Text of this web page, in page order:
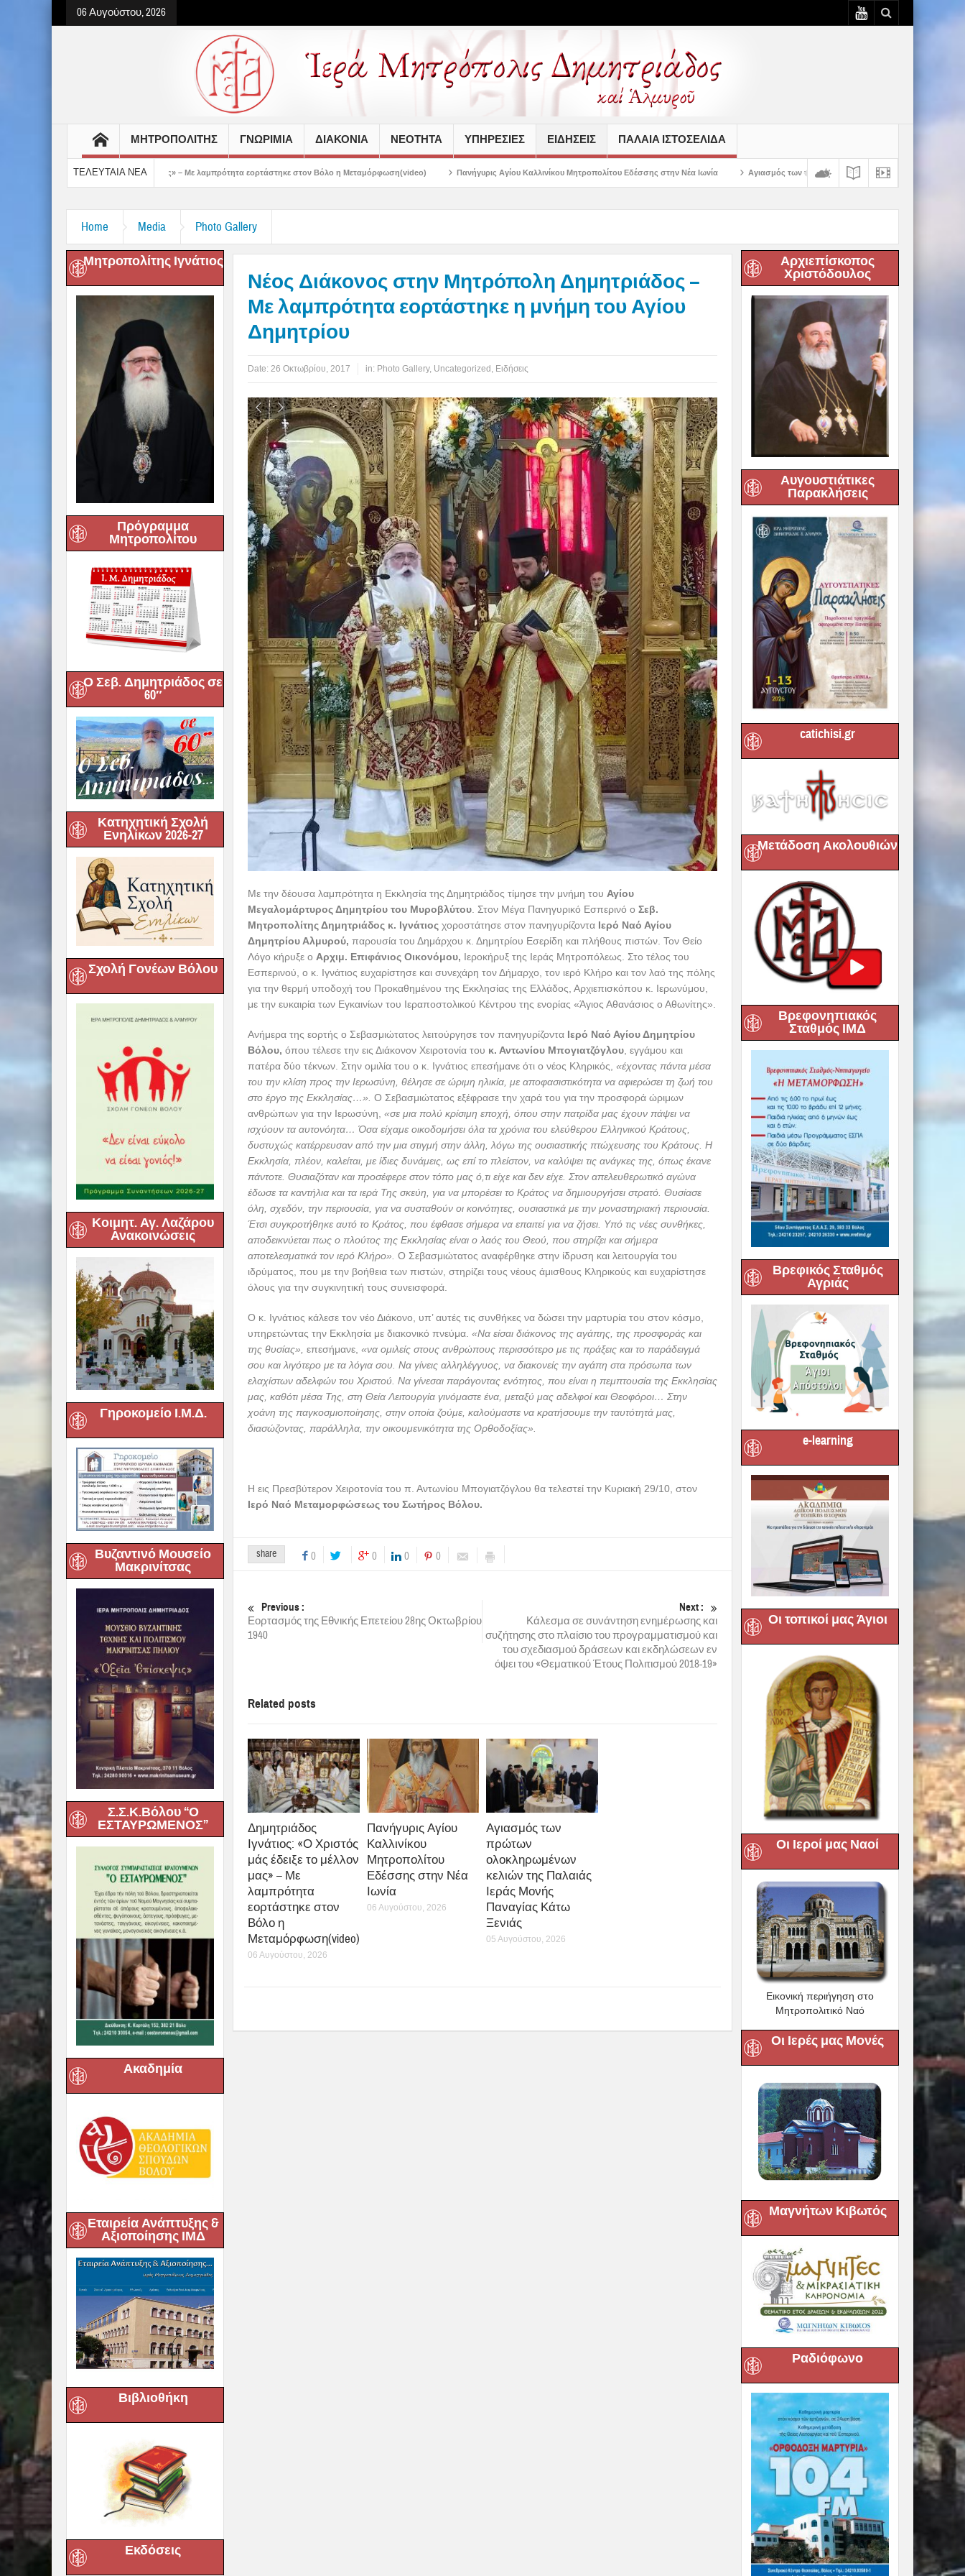
06 Αυγούστου, 2026
ΜΗΤΡΟΠΟΛΙΤΗΣ ΓΝΩΡΙΜΙΑ ΔΙΑΚΟΝΙΑ ΝΕΟΤΗΤΑ ΥΠΗΡΕΣΙΕΣ ΕΙΔΗΣΕΙΣ ΠΑΛΑΙΆ ΙΣΤΟΣΕΛΊΔΑ
ΤΕΛΕΥΤΑΙΑ ΝΕΑ
το μέλλον μας» – Με λαμπρότητα εορτάστηκε στον Βόλο η Μεταμόρφωση(video) Πανήγυρις Αγίου Καλλινίκου Μητροπολίτου Εδέσσης στην Νέα Ιωνία Αγιασμός των πρώτων ολοκληρωμένων κελιών της Παλαιάς Ιεράς Μονής Παναγίας
Home Media Photo Gallery
Μητροπολίτης Ιγνάτιος
Πρόγραμμα
Μητροπολίτου
Ο Σεβ. Δημητριάδος σε
60″
Κατηχητική Σχολή
Ενηλίκων 2026-27
Σχολή Γονέων Βόλου
Κοιμητ. Αγ. Λαζάρου
Ανακοινώσεις
Γηροκομείο Ι.Μ.Δ.
Βυζαντινό Μουσείο
Μακρινίτσας
Σ.Σ.Κ.Βόλου “Ο
ΕΣΤΑΥΡΩΜΕΝΟΣ”
Ακαδημία
Εταιρεία Ανάπτυξης &
Αξιοποίησης ΙΜΔ
Βιβλιοθήκη
Εκδόσεις
Νέος Διάκονος στην Μητρόπολη Δημητριάδος –
Με λαμπρότητα εορτάστηκε η μνήμη του Αγίου
Δημητρίου
Date: 26 Οκτωβρίου, 2017 in: Photo Gallery, Uncategorized , Ειδήσεις
Με την δέουσα λαμπρότητα η Εκκλησία της Δημητριάδος τίμησε την μνήμη τουΑγίου
Μεγαλομάρτυρος Δημητρίου του Μυροβλύτου. Στον Μέγα Πανηγυρικό Εσπερινό οΣεβ.
Δημητρίου Αλμυρού, παρουσία του Δημάρχου κ. Δημητρίου Εσερίδη και πλήθους πιστών. Τον Θείο
Λόγο κήρυξε οΑρχιμ. Επιφάνιος Οικονόμου,Ιεροκήρυξ της Ιεράς Μητροπόλεως. Στο τέλος του
Εσπερινού, ο κ. Ιγνάτιος ευχαρίστησε και συνεχάρη τον Δήμαρχο, τον ιερό Κλήρο και τον λαό της πόλης
για την θερμή υποδοχή του Προκαθημένου της Εκκλησίας της Ελλάδος, Αρχιεπισκόπου κ. Ιερωνύμου,
με την ευκαιρία των Εγκαινίων του Ιεραποστολικού Κέντρου της ενορίας «Άγιος Αθανάσιος ο Αθωνίτης».
Ανήμερα της εορτής ο Σεβασμιώτατος λειτούργησε τον πανηγυρίζονταΙερό Ναό Αγίου Δημητρίου
Βόλου,όπου τέλεσε την εις Διάκονον Χειροτονία του κ. Αντωνίου Μπογιατζόγλου, εγγάμου και
πατέρα δύο τέκνων. Στην ομιλία του ο κ. Ιγνάτιος επεσήμανε ότι ο νέος Κληρικός,«έχοντας πάντα μέσα
του την κλίση προς την Ιερωσύνη, θέλησε σε ώριμη ηλικία, με αποφασιστικότητα να αφιερώσει τη ζωή του
στο έργο της Εκκλησίας…».Ο Σεβασμιώτατος εξέφρασε την χαρά του για την προσφορά ώριμων
ανθρώπων για την Ιερωσύνη,«σε μια πολύ κρίσιμη εποχή, όπου στην πατρίδα μας έχουν πάψει να
ισχύουν τα αυτονόητα… Όσα είχαμε οικοδομήσει όλα τα χρόνια του ελεύθερου Ελληνικού Κράτους,
δυστυχώς κατέρρευσαν από την μια στιγμή στην άλλη, λόγω της ουσιαστικής πτώχευσης του Κράτους. Η
Εκκλησία, πλέον, καλείται, με ίδιες δυνάμεις, ως επί το πλείστον, να καλύψει τις ανάγκες της, όπως έκανε
πάντοτε. Θυσιαζόταν και προσέφερε στον τόπο μας ό,τι είχε και δεν είχε. Στον απελευθερωτικό αγώνα
έδωσε τα καντήλια και τα ιερά Της σκεύη, για να μπορέσει το Κράτος να δημιουργήσει στρατό. Θυσίασε
Έτσι συγκροτήθηκε αυτό το Κράτος, που έφθασε σήμερα να επαιτεί για να ζήσει. Υπό τις νέες συνθήκες,
αποδεικνύεται πως ο πλούτος της Εκκλησίας είναι ο λαός του Θεού, που στηρίζει και σήμερα
αποτελεσματικά τον ιερό Κλήρο».Ο Σεβασμιώτατος αναφέρθηκε στην ίδρυση και λειτουργία του
ιδρύματος, που με την βοήθεια των πιστών, στηρίζει τους νέους άμισθους Κληρικούς και ευχαρίστησε
όλους για την συγκινητική τους συνεισφορά.
Ο κ. Ιγνάτιος κάλεσε τον νέο Διάκονο, υπ’ αυτές τις συνθήκες να δώσει την μαρτυρία του στον κόσμο,
υπηρετώντας την Εκκλησία με διακονικό πνεύμα. «Να είσαι διάκονος της αγάπης, της προσφοράς και
μας, καθότι μέσα Της, στη Θεία Λειτουργία γινόμαστε ένα, μεταξύ μας αδελφοί και Θεοφόροι… Στην
χοάνη της παγκοσμιοποίησης, στην οποία ζούμε, καλούμαστε να κρατήσουμε την ταυτότητά μας,
Ιερό Ναό Μεταμορφώσεως του Σωτήρος Βόλου.
Previous :
του σχεδιασμού δράσεων και εκδηλώσεων εν
όψει του «Θεματικού Έτους Πολιτισμού 2018-19»
Related posts
Δημητριάδος
Ιγνάτιος: «Ο Χριστός
μάς έδειξε το μέλλον
Αγιασμός των
πρώτων
Αρχιεπίσκοπος
Χριστόδουλος
Αυγουστιάτικες
Παρακλήσεις
catichisi.gr
Μετάδοση Ακολουθιών
Βρεφονηπιακός
Σταθμός ΙΜΔ
Βρεφικός Σταθμός
Αγριάς
e-learning
Οι τοπικοί μας Άγιοι
Οι Ιεροί μας Ναοί
Εικονική περιήγηση στο
Μητροπολιτικό Ναό
Οι Ιερές μας Μονές
Μαγνήτων Κιβωτός
Ραδιόφωνο